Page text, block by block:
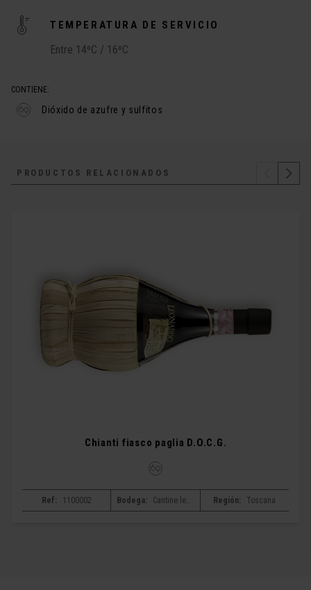
TEMPERATURA DE SERVICIO
Entre 14ºC / 16ºC
CONTIENE:
Dióxido de azufre y sulfitos
PRODUCTOS RELACIONADOS
Chianti fiasco paglia D.O.C.G.
Ref: 1100002 Bodega: Región: Toscana